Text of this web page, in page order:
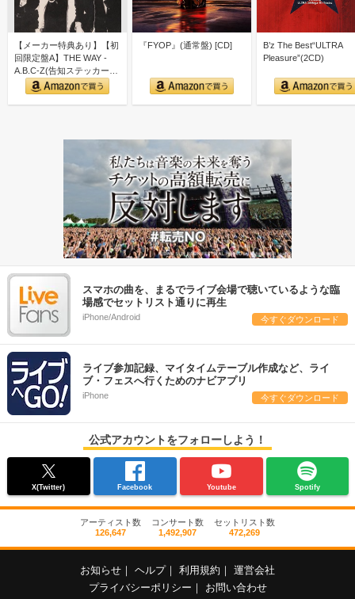
【メーカー特典あり】【初
回限定盤A】THE WAY -
A.B.C-Z(告知ステッカー
ver.A付)
『FYOP』(通常盤) [CD]
B’z The Best“ULTRA
Pleasure”(2CD)
スマホの曲を、まるでライブ会場で聴いているような臨
場感でセットリスト通りに再生
iPhone/Android 今すぐダウンロード
ライブ参加記録、マイタイムテーブル作成など、ライ
ブ・フェスへ行くためのナビアプリ
iPhone 今すぐダウンロード
公式アカウントをフォローしよう！
X(Twitter) Facebook Youtube Spotify
アーティスト数
126,647
コンサート数
1,492,907
セットリスト数
472,269
お知らせ ヘルプ 利用規約
運営会社
プライバシーポリシー
お問い合わせ